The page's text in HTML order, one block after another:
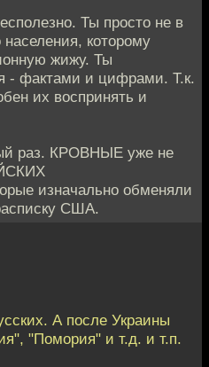
Ты просто не в
которому
жижу. Ты
- фактами и цифрами. Т.к.
их воспринять и
раз. КРОВНЫЕ уже не
изначально обменяли
США.
А после Украины
"Помория" и т.д. и т.п.